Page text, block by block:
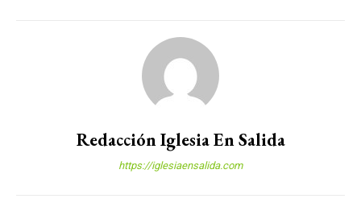
Redacción Iglesia En Salida
https://iglesiaensalida.com